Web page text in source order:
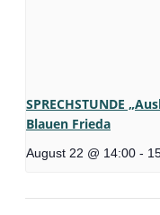
SPRECHSTUNDE
Blauen Frieda
August 22 @ 14:00 -